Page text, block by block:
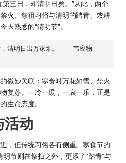
第三日，即清明日矣。”从此，两个
火、祭祖习俗与清明的踏青、农耕
天熟悉的“清明节”。
，清明日出万家烟。”——韦应物
微妙关联：寒食时万花如雪、禁火
复苏。一冷一暖，一哀一乐，正是
生命态度。
活动
，但传统习俗各有侧重。寒食节的
明节则在祭扫之外，更添了“踏青”与